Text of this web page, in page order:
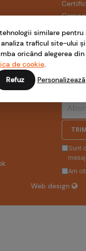
Sunt
Am
Web design
similare
traficul site-ului
oricând alegerea din
de cookie.
Refuz Personalizează